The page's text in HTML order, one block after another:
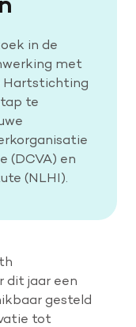
in de
met
Hartstichting
te
(DCVA) en
(NLHI).
dit jaar een
gesteld
tot